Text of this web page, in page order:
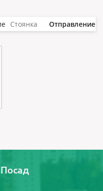
Стоянка Отправление